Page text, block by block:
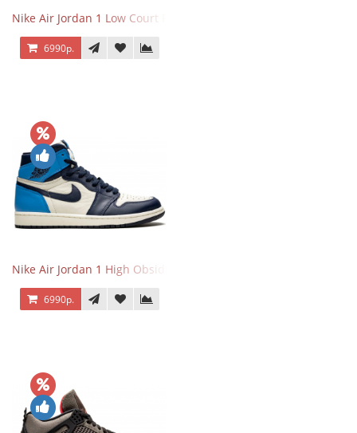
Nike Air Jordan 1 Low Court Purple
6990р.
Nike Air Jordan 1 High Obsidian University Blue
6990р.